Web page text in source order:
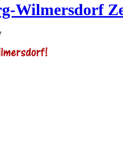
Wilmersdorf